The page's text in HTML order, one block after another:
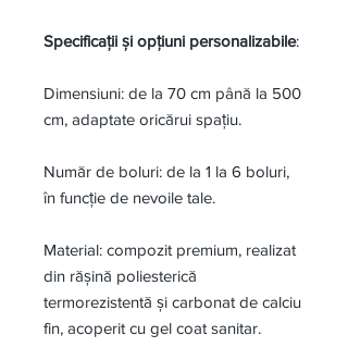
Specificații și opțiuni personalizabile:
Dimensiuni: de la 70 cm până la 500
cm, adaptate oricărui spațiu.
Număr de boluri: de la 1 la 6 boluri,
în funcție de nevoile tale.
Material: compozit premium, realizat
din rășină poliesterică
termorezistentă și carbonat de calciu
fin, acoperit cu gel coat sanitar.